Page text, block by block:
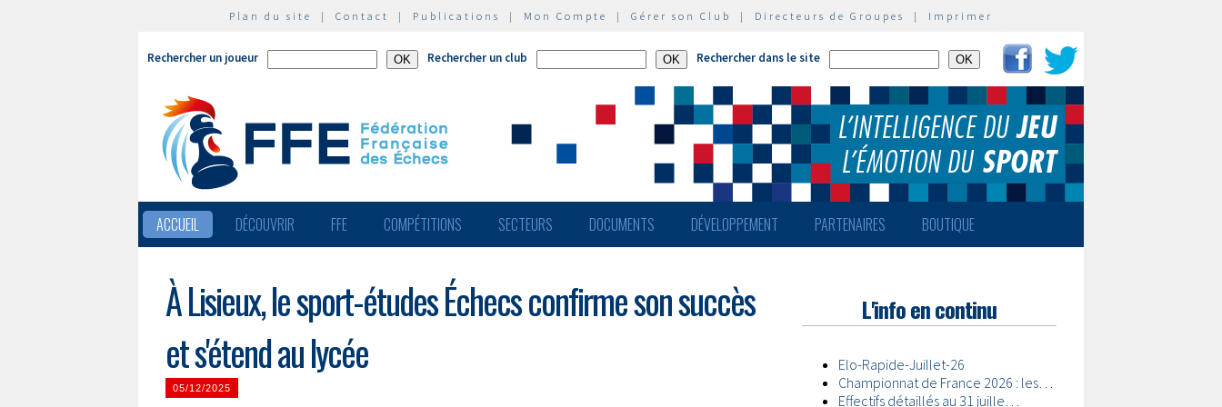
Plan du site | Contact | Publications | Mon Compte | Gérer son Club | Directeurs de Groupes | Imprimer
Rechercher un joueur Rechercher un club Rechercher dans le site
ACCUEIL DÉCOUVRIR FFE COMPÉTITIONS SECTEURS DOCUMENTS DÉVELOPPEMENT PARTENAIRES BOUTIQUE
À Lisieux, le sport-études Échecs confirme son succès
et s'étend au lycée
05/12/2025
L'info en continu